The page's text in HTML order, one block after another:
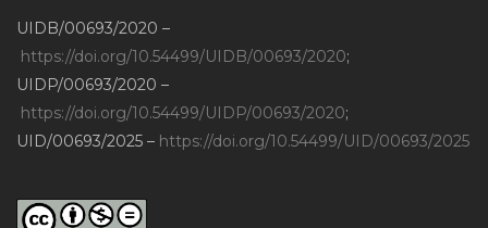
UIDB/00693/2020 –
https://doi.org/10.54499/UIDB/00693/2020;
UIDP/00693/2020 –
https://doi.org/10.54499/UIDP/00693/2020;
UID/00693/2025 – https://doi.org/10.54499/UID/00693/2025